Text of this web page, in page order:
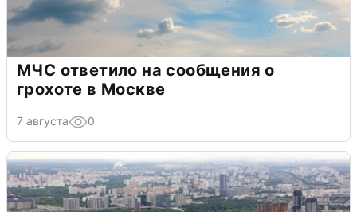
МЧС ответило на сообщения о
грохоте в Москве
7 августа 0